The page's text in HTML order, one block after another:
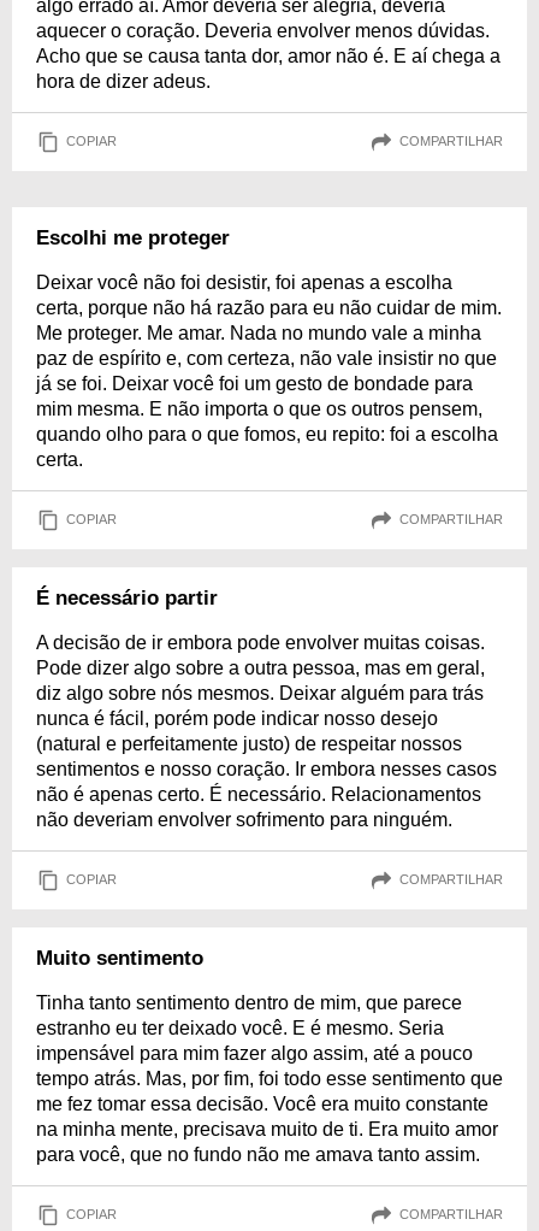
algo errado aí. Amor deveria ser alegria, deveria
aquecer o coração. Deveria envolver menos dúvidas.
Acho que se causa tanta dor, amor não é. E aí chega a
hora de dizer adeus.
COPIAR COMPARTILHAR
Escolhi me proteger
Deixar você não foi desistir, foi apenas a escolha
certa, porque não há razão para eu não cuidar de mim.
Me proteger. Me amar. Nada no mundo vale a minha
paz de espírito e, com certeza, não vale insistir no que
já se foi. Deixar você foi um gesto de bondade para
mim mesma. E não importa o que os outros pensem,
quando olho para o que fomos, eu repito: foi a escolha
certa.
COPIAR COMPARTILHAR
É necessário partir
A decisão de ir embora pode envolver muitas coisas.
Pode dizer algo sobre a outra pessoa, mas em geral,
diz algo sobre nós mesmos. Deixar alguém para trás
nunca é fácil, porém pode indicar nosso desejo
(natural e perfeitamente justo) de respeitar nossos
sentimentos e nosso coração. Ir embora nesses casos
não é apenas certo. É necessário. Relacionamentos
não deveriam envolver sofrimento para ninguém.
COPIAR COMPARTILHAR
Muito sentimento
Tinha tanto sentimento dentro de mim, que parece
estranho eu ter deixado você. E é mesmo. Seria
impensável para mim fazer algo assim, até a pouco
tempo atrás. Mas, por fim, foi todo esse sentimento que
me fez tomar essa decisão. Você era muito constante
na minha mente, precisava muito de ti. Era muito amor
para você, que no fundo não me amava tanto assim.
COPIAR COMPARTILHAR